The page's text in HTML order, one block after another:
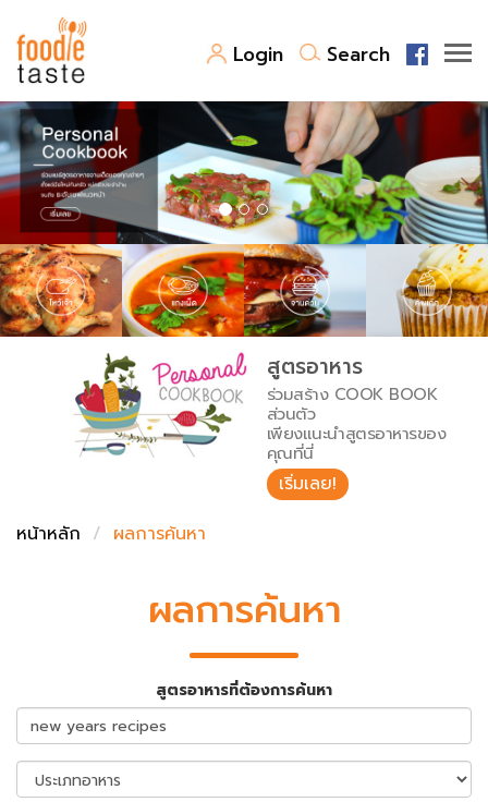
Login Search
สูตรอาหาร
สูตรอาหารล่าสุด
Top Foodie
พาไปชิม
สารพันก้นครัว
เคล็ดลับน่ารู้
เปรียบเทียบหน่วยการตวง
เปรียบเทียบอุณหภูมิ
เปรียบเทียบน้ำหนักวัตถุดิบ
FoodPedia
สร้าง Cookbook
สูตรอาหาร
ร่วมสร้าง COOK BOOK
ส่วนตัว
เพียงแนะนำสูตรอาหารของ
คุณที่นี่
เริ่มเลย!
หน้าหลัก
ผลการค้นหา
ผลการค้นหา
สูตรอาหารที่ต้องการค้นหา